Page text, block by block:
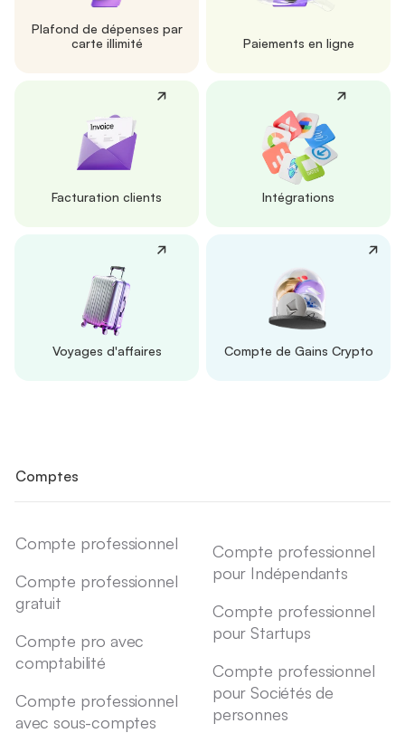
Plafond de dépenses par
carte illimité
Paiements en ligne
Facturation clients Intégrations
Voyages d'affaires Compte de Gains Crypto
Comptes
Compte professionnel
Compte professionnel
gratuit
Compte pro avec
comptabilité
Compte professionnel
avec sous-comptes
Compte professionnel
pour Indépendants
Compte professionnel
pour Startups
Compte professionnel
pour Sociétés de
personnes